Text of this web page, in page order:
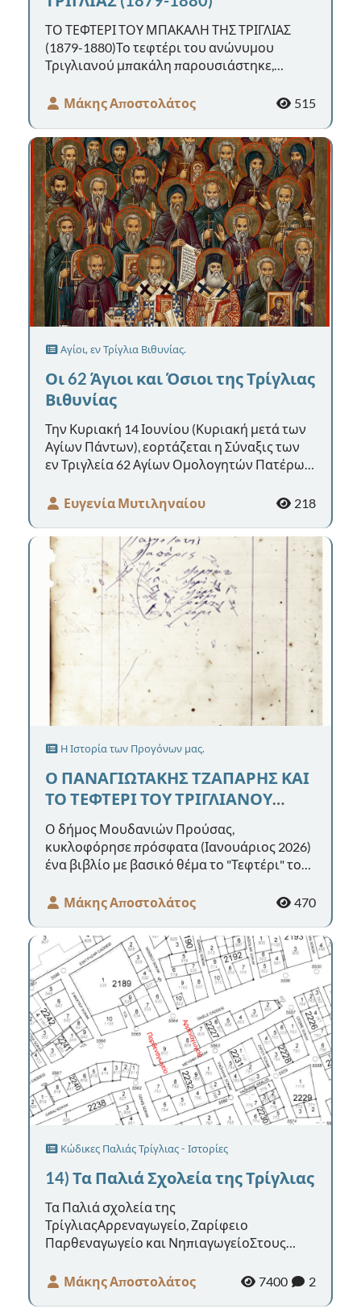
ΤΟ ΤΕΦΤΕΡΙ ΤΟΥ ΜΠΑΚΑΛΗ ΤΗΣ ΤΡΙΓΛΙΑΣ
(1879-1880)Το τεφτέρι του ανώνυμου
Τριγλιανού μπακάλη παρουσιάστηκε,
Ημερολόγιο» μ...
Μάκης Αποστολάτος 515
Αγίοι, εν Τρίγλια Βιθυνίας.
Οι 62 Άγιοι και Όσιοι της Τρίγλιας
Βιθυνίας
Την Κυριακή 14 Ιουνίου (Κυριακή μετά των
Αγίων Πάντων), εορτάζεται η Σύναξις των
εν Τριγλεία 62 Αγίων Ομολογητών Πατέρων.
Ευγενία Μυτιληναίου
218
Η Ιστορία των Προγόνων μας.
Ο ΠΑΝΑΓΙΩΤΑΚΗΣ ΤΖΑΠΑΡΗΣ ΚΑΙ
ΤΟ ΤΕΦΤΕΡΙ ΤΟΥ ΤΡΙΓΛΙΑΝΟΥ
ΜΠΑΚΑΛΗ (1879-1880)
Ο δήμος Μουδανιών Προύσας,
κυκλοφόρησε πρόσφατα (Ιανουάριος 2026)
ένα βιβλίο με βασικό θέμα το "Τεφτέρι" του
πο...Μάκης Αποστολάτος 470
Κώδικες Παλιάς Τρίγλιας - Ιστορίες
14) Τα Παλιά Σχολεία της Τρίγλιας
Τα Παλιά σχολεία της
ΤρίγλιαςΑρρεναγωγείο, Ζαρίφειο
Παρθεναγωγείο και ΝηπιαγωγείοΣτους
Γενικά Αρχεία του Κρά...
Μάκης Αποστολάτος 7400 2